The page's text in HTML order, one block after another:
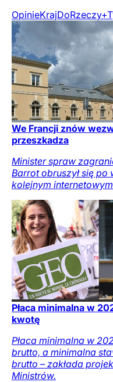
OpinieKrajDoRzeczy+
We Francji znów
przeszkadza
Minister spraw
Barrot obruszył się po
kolejnym
Płaca minimalna w
kwotę
Płaca minimalna w
brutto, a minimalna
brutto – zakłada
Ministrów.